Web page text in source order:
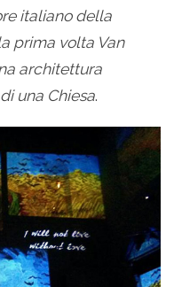
italiano della
prima volta Van
architettura
una Chiesa.